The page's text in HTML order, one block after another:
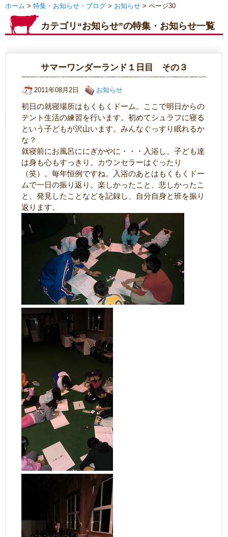
ホーム > 特集・お知らせ・ブログ > お知らせ > ページ30
カテゴリ“お知らせ”の特集・お知らせ一覧
サマーワンダーランド１日目 その３
2011年08月2日 お知らせ
初日の就寝場所はもくもくドーム。ここで明日からの
テント生活の練習を行います。初めてシュラフに寝る
という子どもが沢山います。みんなぐっすり眠れるか
な？
就寝前にお風呂ににぎかやに・・・入浴し、子ども達
は身も心もすっきり。カウンセラーはぐったり
（笑）。毎年恒例ですね。入浴のあとはもくもくドー
ムで一日の振り返り。楽しかったこと、悲しかったこ
と、発見したことなどを記録し、自分自身と班を振り
返ります。